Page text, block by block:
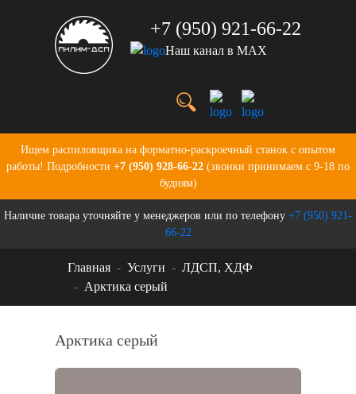
+7 (950) 921-66-22
Наш канал в MAX
Услуги
Портфолио
Производство
Бланки для заказов
Ищем распиловщика на форматно-раскроечный станок с опытом
работы! Подробности +7 (950) 928-66-22 (звонки принимаем с 9-18 по
будням)
Наличие товара уточняйте у менеджеров или по телефону +7 (950) 921-
66-22
Главная Услуги
ЛДСП, ХДФ
Арктика серый
Арктика серый